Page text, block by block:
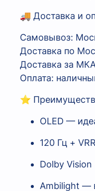
🚚 Доставка и
Самовывоз:
Доставка по
Доставка за
Оплата:
⭐
OLED —
120 Гц +
Dolby
Ambilight —